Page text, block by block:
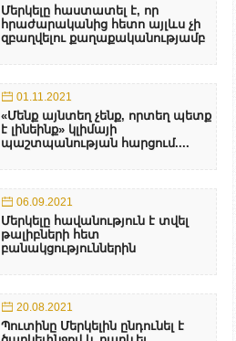
Մերկելը հաստատել է, որ
հրաժարականից հետո այլևս չի
զբաղվելու քաղաքականությամբ
01.11.2021
«Մենք այնտեղ չենք, որտեղ պետք
է լինեինք» կլիմայի
պաշտպանության հարցում....
06.09.2021
Մերկելը հավանություն է տվել
թալիբների հետ
բանակցություններին
20.08.2021
Պուտինը Մերկելին ընդունել է